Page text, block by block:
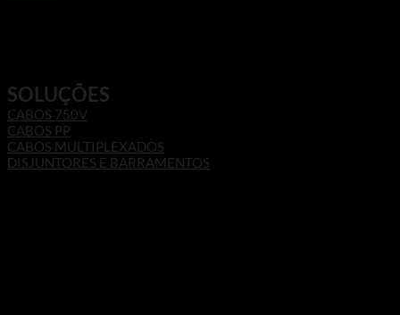
SOLUÇÕES
CABOS 750V
CABOS PP
CABOS MULTIPLEXADOS
DISJUNTORES E BARRAMENTOS